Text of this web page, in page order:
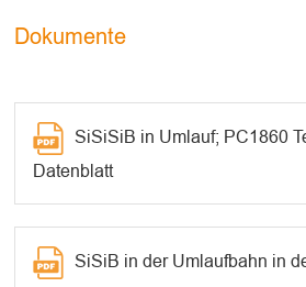
Dokumente
SiSiSiB in Umlauf; PC1860
Datenblatt
SiSiB in der Umlaufbahn in